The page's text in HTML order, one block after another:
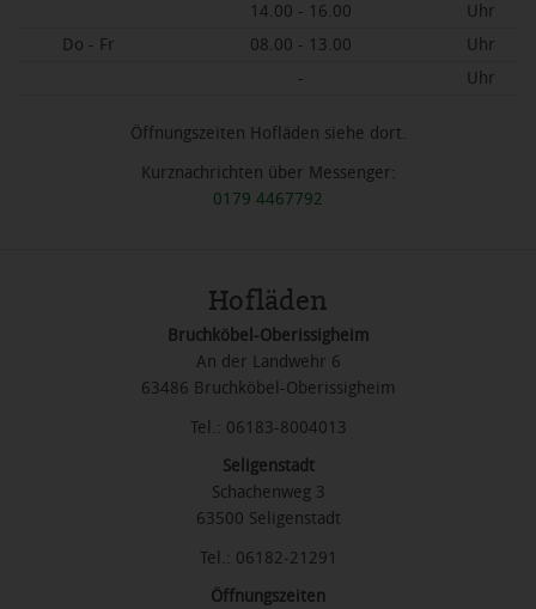
14.00 - 16.00
Uhr
Do - Fr
08.00 - 13.00
Uhr
-
Uhr
Öffnungszeiten Hofläden siehe dort.
Kurznachrichten über Messenger:
0179 4467792
Hofläden
Bruchköbel-Oberissigheim
An der Landwehr 6
63486 Bruchköbel-Oberissigheim
Tel.: 06183-8004013
Seligenstadt
Schachenweg 3
63500 Seligenstadt
Tel.: 06182-21291
Öffnungszeiten